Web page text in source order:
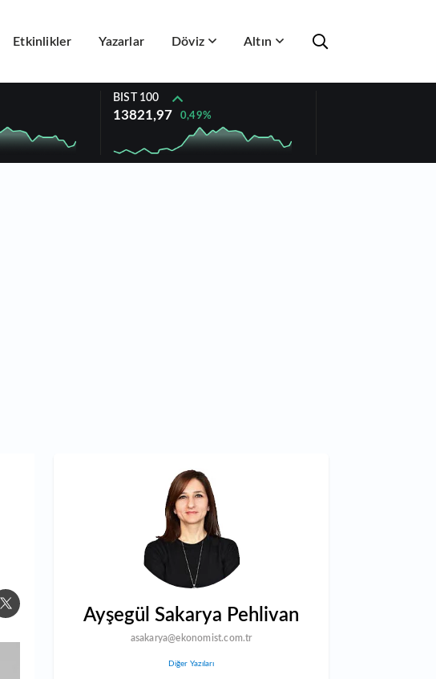
Etkinlikler Yazarlar Döviz Altın
BIST 100
13821,97 0,49%
Ayşegül Sakarya Pehlivan
asakarya@ekonomist.com.tr
Diğer Yazıları